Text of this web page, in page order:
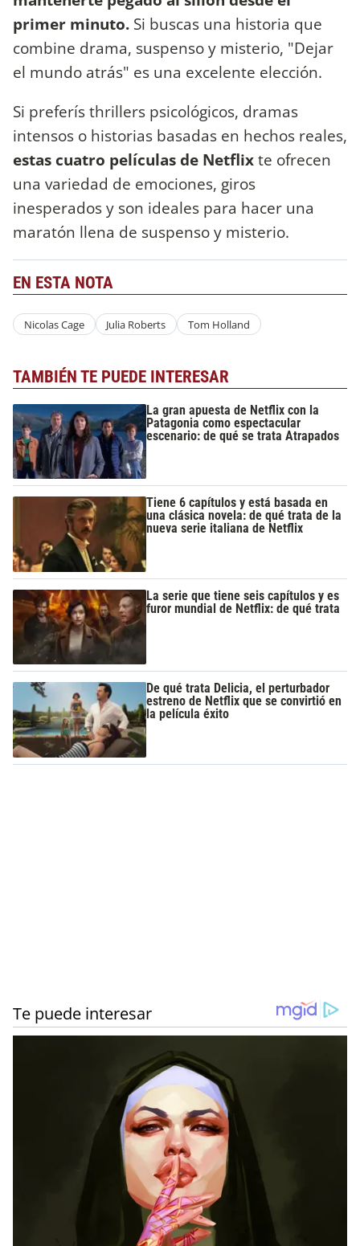
primer minuto. Si buscas una historia que
combine drama, suspenso y misterio, "Dejar
el mundo atrás" es una excelente elección.
Si preferís thrillers psicológicos, dramas
intensos o historias basadas en hechos reales,
estas cuatro películas de Netflixte ofrecen
una variedad de emociones, giros
inesperados y son ideales para hacer una
maratón llena de suspenso y misterio.
EN ESTA NOTA
Nicolas Cage Julia Roberts Tom Holland
TAMBIÉN TE PUEDE INTERESAR
La gran apuesta de Netflix con la
Patagonia como espectacular
escenario: de qué se trata Atrapados
Tiene 6 capítulos y está basada en
una clásica novela: de qué trata de la
nueva serie italiana de Netflix
La serie que tiene seis capítulos y es
furor mundial de Netflix: de qué trata
De qué trata Delicia, el perturbador
estreno de Netflix que se convirtió en
la película éxito